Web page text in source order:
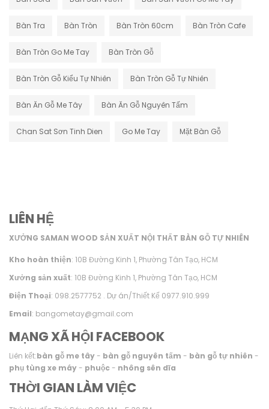
Bàn Tra Bàn Tròn Bàn Tròn 60cm Bàn Tròn Cafe
Bàn Tròn Go Me Tay Bàn Tròn Gỗ
Bàn Tròn Gỗ Kiểu Tự Nhiên Bàn Tròn Gỗ Tự Nhiên
Bàn Ăn Gỗ Me Tây Bàn Ăn Gỗ Nguyên Tấm
Chan Sat Sơn Tinh Dien Go Me Tay Mặt Bàn Gỗ
LIÊN HỆ
XƯỞNG SAMAN WOOD SẢN XUẤT NỘI THẤT BÀN GỖ TỰ NHIÊN
Kho hoàn thiện: 10B Đường Kinh 1, Phường Tân Tạo, HCM
Xưởng sản xuất: 10B Đường Kinh 1, Phường Tân Tạo, HCM
Điện Thoại: 098.2577752 . Dự án/Thiết Kế 0977.910.999
Email: bangometay@gmail.com
MẠNG XÃ HỘI FACEBOOK
Liên kết:bàn gỗ me tây- bàn gỗ nguyên tấm - bàn gỗ tự nhiên -
phụ tùng xe máy- phuộc- nhông sên dĩa
THỜI GIAN LÀM VIỆC